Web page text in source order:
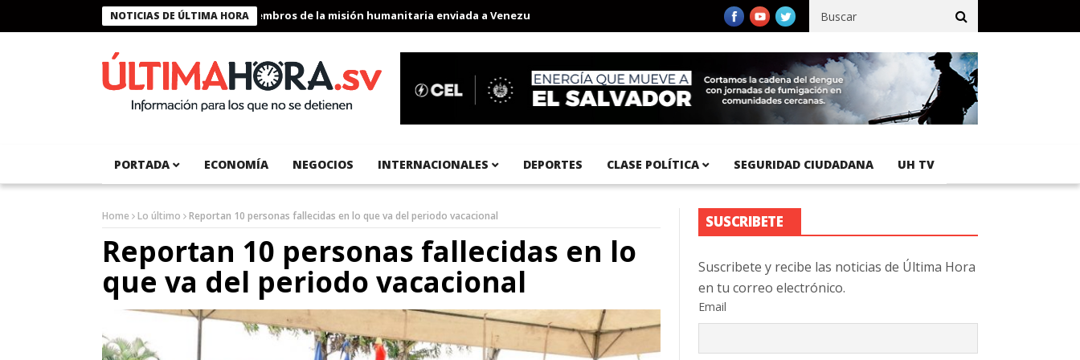
NOTICIAS DE ÚLTIMA HORA
Presidente Bukele condecora a miembros de la misión humanitaria enviada a Venezuela Aeropuerto Internacional del Pacífico registra 92 % de avance en obras de terracería
PORTADA ECONOMÍA NEGOCIOS INTERNACIONALES DEPORTES CLASE POLÍTICA SEGURIDAD CIUDADANA UH TV
Home Lo último Reportan 10 personas fallecidas en lo que va del periodo vacacional
Reportan 10 personas fallecidas en lo
que va del periodo vacacional
SUSCRIBETE
Suscribete y recibe las noticias de Última Hora
en tu correo electrónico.
Email